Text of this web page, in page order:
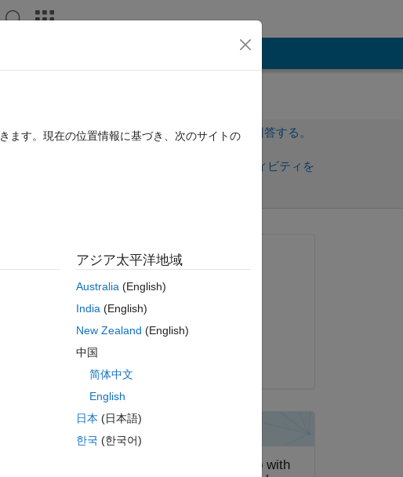
サインインしてこの質問に回答する。
サインインしてアクティビティを
0 投票
問に回答する。
ティをフォロー
質問済み:
2020 年 12 月 16 日
編集済み:
ます。現在の位置情報に基づき、次のサイトの
アジア太平洋地域
Australia(English)
India(English)
New Zealand (English)
中国
简体中文
English
日本 (日本語)
한국 (한국어)